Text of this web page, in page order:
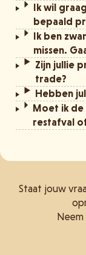
Ik wil
bepaald
Ik ben
missen.
Zijn jullie
trade?
Hebben
Moet ik
restafval
Staat jouw
Neem